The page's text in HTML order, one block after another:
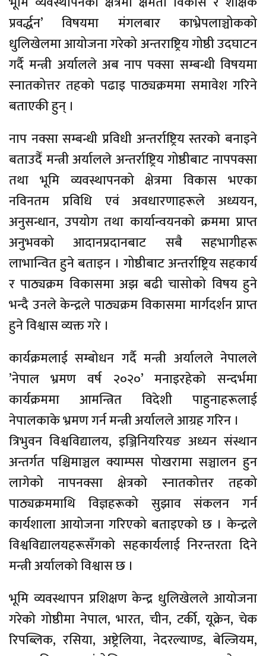
प्रवर्द्धन’ विषयमा मंगलबार काभ्रेपलाञ्चोकको
धुलिखेलमा आयोजना गरेको अन्तराष्ट्रिय गोष्ठी उदघाटन
गर्दै मन्त्री अर्यालले अब नाप पक्सा सम्बन्धी विषयमा
स्नातकोत्तर तहको पढाइ पाठ्यक्रममा समावेश गरिने
बताएकी हुन् ।
नाप नक्सा सम्बन्धी प्रविधी अन्तर्राष्ट्रिय स्तरको बनाइने
बताउदैँ मन्त्री अर्यालले अन्तर्राष्ट्रिय गोष्ठीबाट नापपक्सा
तथा भूमि व्यवस्थापनको क्षेत्रमा विकास भएका
नविनतम प्रविधि एवं अवधारणाहरूले अध्ययन,
अनुसन्धान, उपयोग तथा कार्यान्वयनको क्रममा प्राप्त
अनुभवको आदानप्रदानबाट सबै सहभागीहरू
लाभान्वित हुने बताइन । गोष्ठीबाट अन्तर्राष्ट्रिय सहकार्य
र पाठ्यक्रम विकासमा अझ बढी चासोको विषय हुने
भन्दै उनले केन्द्रले पाठ्यक्रम विकासमा मार्गदर्शन प्राप्त
हुने विश्वास व्यक्त गरे ।
कार्यक्रमलाई सम्बोधन गर्दै मन्त्री अर्यालले नेपालले
’नेपाल भ्रमण वर्ष २०२०’ मनाइरहेको सन्दर्भमा
कार्यक्रममा आमन्त्रित विदेशी पाहुनाहरूलाई
नेपालकाके भ्रमण गर्न मन्त्री अर्यालले आग्रह गरिन ।
त्रिभुवन विश्वविद्यालय, इञ्जिनियरियङ अध्यन संस्थान
अन्तर्गत पश्चिमाञ्चल क्याम्पस पोखरामा सञ्चालन हुन
लागेको नापनक्सा क्षेत्रको स्नातकोत्तर तहको
पाठ्यक्रममाथि विज्ञहरूको सुझाव संकलन गर्न
कार्यशाला आयोजना गरिएको बताइएको छ । केन्द्रले
विश्वविद्यालयहरूसँगको सहकार्यलाई निरन्तरता दिने
मन्त्री अर्यालको विश्वास छ ।
भूमि व्यवस्थापन प्रशिक्षण केन्द्र धुलिखेलले आयोजना
गरेको गोष्ठीमा नेपाल, भारत, चीन, टर्की, यूक्रेन, चेक
रिपब्लिक, रसिया, अष्ट्रेलिया, नेदरल्याण्ड, बेल्जियम,